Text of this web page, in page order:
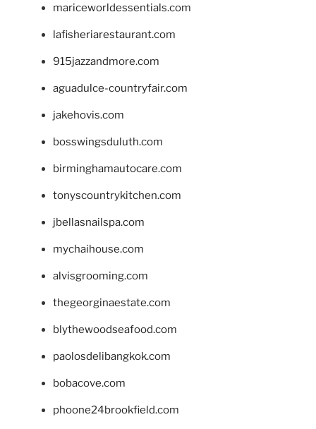
mariceworldessentials.com
lafisheriarestaurant.com
915jazzandmore.com
aguadulce-countryfair.com
jakehovis.com
bosswingsduluth.com
birminghamautocare.com
tonyscountrykitchen.com
jbellasnailspa.com
mychaihouse.com
alvisgrooming.com
thegeorginaestate.com
blythewoodseafood.com
paolosdelibangkok.com
bobacove.com
phoone24brookfield.com